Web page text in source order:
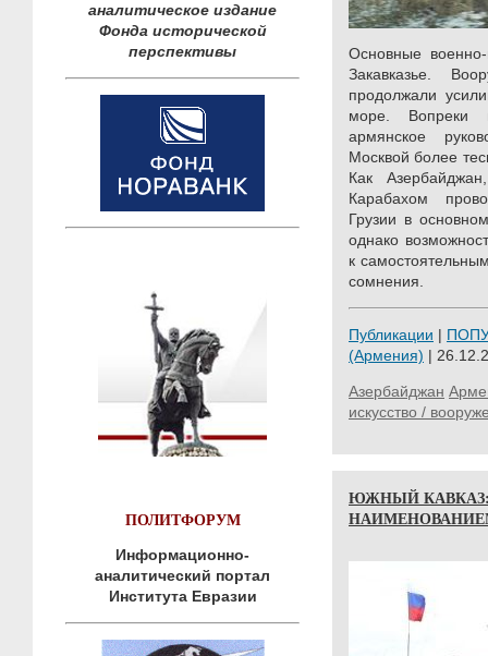
аналитическое издание
Фонда исторической
перспективы
ПОЛИТФОРУМ
Информационно-
аналитический портал
Института Евразии
Основные военно-
Закавказье.
продолжали
море. Вопреки
армянское
Москвой более
Как
Карабахом
Грузии в
однако
к
сомнения.
Публикации |
(Армения) |
Азербайджан
искусство /
ЮЖНЫЙ